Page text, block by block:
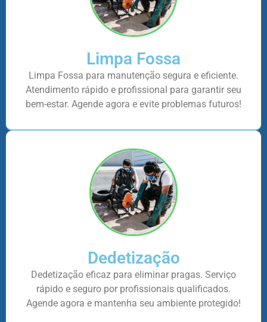
Limpa Fossa
Limpa Fossa para manutenção segura e eficiente.
Atendimento rápido e profissional para garantir seu
bem-estar. Agende agora e evite problemas futuros!
Dedetização
Dedetização eficaz para eliminar pragas. Serviço
rápido e seguro por profissionais qualificados.
Agende agora e mantenha seu ambiente protegido!